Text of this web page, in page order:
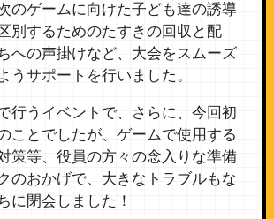
のゲームに向けた子ども達の誘導
別するためのたすきの回収と配
への声掛けなど、大会をスムーズ
うサポートを行いました。
行うイベントで、さらに、今回初
ことでしたが、ゲームで使用する
策等、役員の方々の念入りな準備
のおかげで、大きなトラブルもな
に閉会しました！